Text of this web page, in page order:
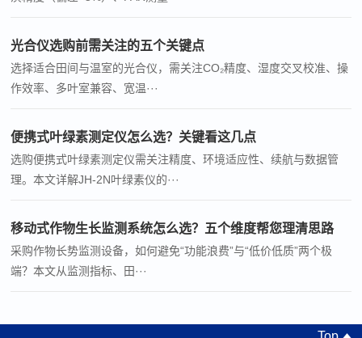
光合仪选购前需关注的五个关键点
选择适合田间与温室的光合仪，需关注CO₂精度、湿度交叉校准、操
作效率、多叶室兼容、宽温···
便携式叶绿素测定仪怎么选？关键看这几点
选购便携式叶绿素测定仪需关注精度、环境适应性、续航与数据管
理。本文详解JH-2N叶绿素仪的···
移动式作物生长监测系统怎么选？五个维度帮您理清思路
采购作物长势监测设备，如何避免“功能浪费”与“低价低质”两个极
端？本文从监测指标、田···